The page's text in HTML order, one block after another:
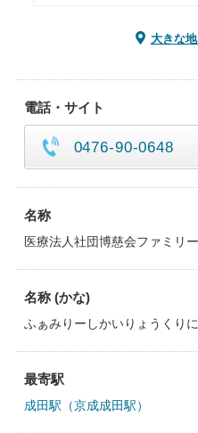
大きな
電話・サイト
0476-90-0648
名称
医療法人社団博慈会ファミリ
名称 (かな)
ふぁみりーしかいりょうくりに
最寄駅
成田駅（京成成田駅）